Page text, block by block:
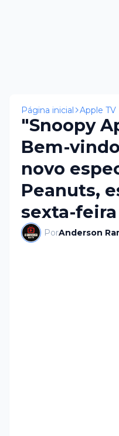
Página inicial Apple TV
"Snoopy
Bem-
novo
Peanuts,
sexta-
PorAnderson